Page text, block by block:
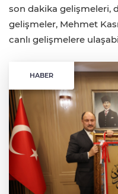
son dakika gelişmeleri,
gelişmeler, Mehmet
canlı gelişmelere
HABER